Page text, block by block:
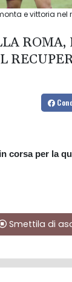
e vittoria nel
corsa per la
Smettila di